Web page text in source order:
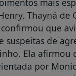
Thayná de
que
suspeitas de
Ela afirmou
por